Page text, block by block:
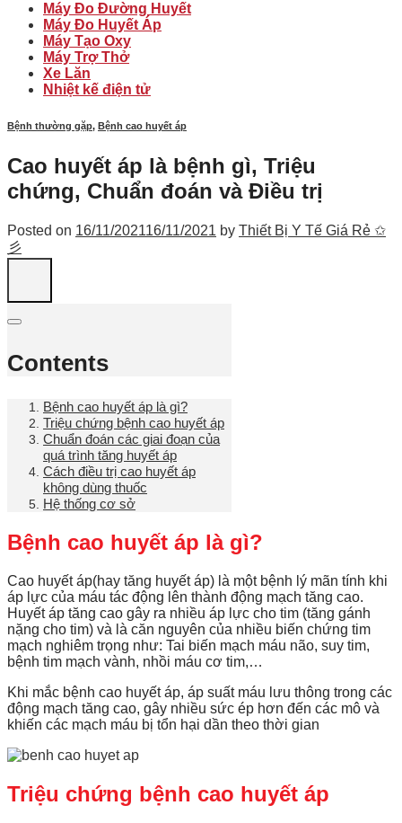
Máy Đo Đường Huyết
Máy Đo Huyết Áp
Máy Tạo Oxy
Máy Trợ Thở
Xe Lăn
Nhiệt kế điện tử
Bệnh thường gặp, Bệnh cao huyết áp
Cao huyết áp là bệnh gì, Triệu
chứng, Chuẩn đoán và Điều trị
Posted on 16/11/202116/11/2021 by Thiết Bị Y Tế Giá Rẻ ✩
彡
Contents
Bệnh cao huyết áp là gì?
Triệu chứng bệnh cao huyết áp
Chuẩn đoán các giai đoạn của
quá trình tăng huyết áp
Cách điều trị cao huyết áp
không dùng thuốc
Hệ thống cơ sở
Bệnh cao huyết áp là gì?
Cao huyết áp(hay tăng huyết áp) là một bệnh lý mãn tính khi
áp lực của máu tác động lên thành động mạch tăng cao.
Huyết áp tăng cao gây ra nhiều áp lực cho tim (tăng gánh
nặng cho tim) và là căn nguyên của nhiều biến chứng tim
mạch nghiêm trọng như: Tai biến mạch máu não, suy tim,
bệnh tim mạch vành, nhồi máu cơ tim,…
Khi mắc bệnh cao huyết áp, áp suất máu lưu thông trong các
động mạch tăng cao, gây nhiều sức ép hơn đến các mô và
khiến các mạch máu bị tổn hại dần theo thời gian
Triệu chứng bệnh cao huyết áp